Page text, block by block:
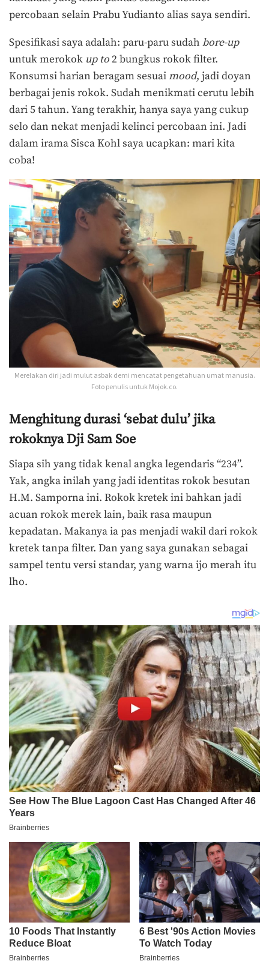
percobaan selain Prabu Yudianto alias saya sendiri.
Spesifikasi saya adalah: paru-paru sudah bore-up
untuk merokok up to2 bungkus rokok filter.
Konsumsi harian beragam sesuaimood, jadi doyan
berbagai jenis rokok. Sudah menikmati cerutu lebih
dari 5 tahun. Yang terakhir, hanya saya yang cukup
selo dan nekat menjadi kelinci percobaan ini. Jadi
dalam irama Sisca Kohl saya ucapkan: mari kita
coba!
Merelakan diri jadi mulut asbak demi mencatat pengetahuan umat manusia.
Foto penulis untuk Mojok.co.
Menghitung durasi ‘sebat dulu’ jika
rokoknya Dji Sam Soe
Siapa sih yang tidak kenal angka legendaris “234”.
Yak, angka inilah yang jadi identitas rokok besutan
H.M. Samporna ini. Rokok kretek ini bahkan jadi
acuan rokok merek lain, baik rasa maupun
kepadatan. Makanya ia pas menjadi wakil dari rokok
kretek tanpa filter. Dan yang saya gunakan sebagai
sampel tentu versi standar, yang warna ijo merah itu
lho.